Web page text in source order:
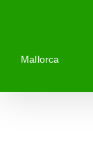
Mallorca